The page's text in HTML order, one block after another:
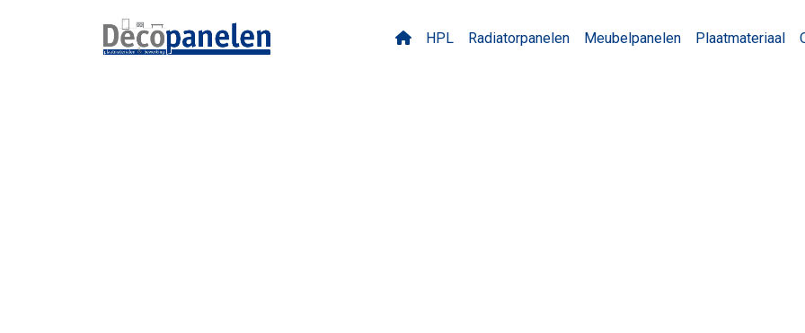
HPL Radiatorpanelen Meubelpanelen Plaatmateriaal